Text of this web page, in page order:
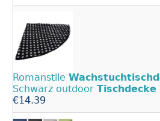
Romanstile
Schwarz outdoor Tischdecke
€14.39